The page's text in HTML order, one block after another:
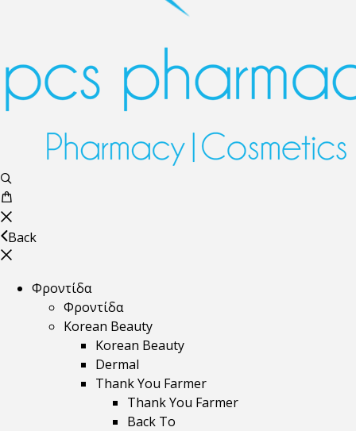
Back
Φροντίδα
Φροντίδα
Korean Beauty
Korean Beauty
Dermal
Thank You Farmer
Thank You Farmer
Back To